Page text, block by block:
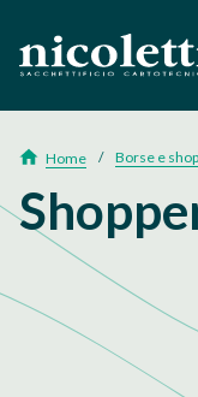
footer
Home Borse e